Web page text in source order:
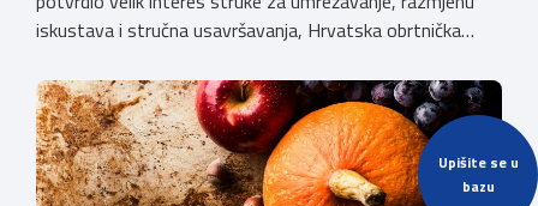
Upišite se u
bazu
iskustava i stručna usavršavanja, Hrvatska obrtnička
održati 12. rujna u Kongresnom centru na Zagrebačkom
velesajmu. Susret će i ove godine okupiti groomere,
stručnjake i zaljubljenike u njegu pasa iz cijele Hrvatske,
[…]